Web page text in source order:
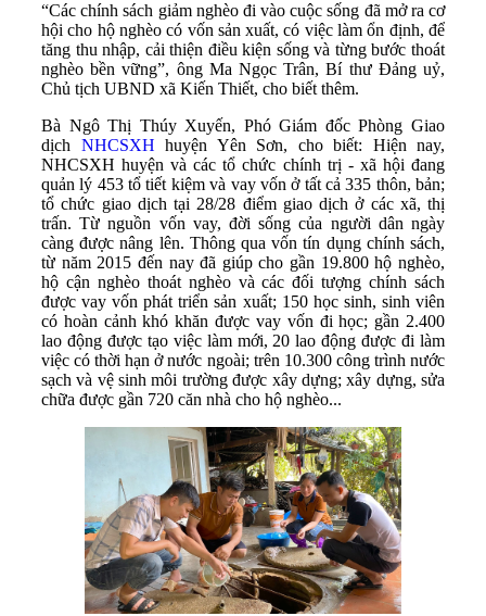
“Các chính sách giảm nghèo đi vào cuộc sống đã mở ra cơ
hội cho hộ nghèo có vốn sản xuất, có việc làm ổn định, để
tăng thu nhập, cải thiện điều kiện sống và từng bước thoát
nghèo bền vững”, ông Ma Ngọc Trân, Bí thư Đảng uỷ,
Chủ tịch UBND xã Kiến Thiết, cho biết thêm.
Bà Ngô Thị Thúy Xuyến, Phó Giám đốc Phòng Giao
dịch NHCSXH huyện Yên Sơn, cho biết: Hiện nay,
NHCSXH huyện và các tổ chức chính trị - xã hội đang
quản lý 453 tổ tiết kiệm và vay vốn ở tất cả 335 thôn, bản;
tổ chức giao dịch tại 28/28 điểm giao dịch ở các xã, thị
trấn. Từ nguồn vốn vay, đời sống của người dân ngày
càng được nâng lên. Thông qua vốn tín dụng chính sách,
từ năm 2015 đến nay đã giúp cho gần 19.800 hộ nghèo,
hộ cận nghèo thoát nghèo và các đối tượng chính sách
được vay vốn phát triển sản xuất; 150 học sinh, sinh viên
có hoàn cảnh khó khăn được vay vốn đi học; gần 2.400
lao động được tạo việc làm mới, 20 lao động được đi làm
việc có thời hạn ở nước ngoài; trên 10.300 công trình nước
sạch và vệ sinh môi trường được xây dựng; xây dựng, sửa
chữa được gần 720 căn nhà cho hộ nghèo...